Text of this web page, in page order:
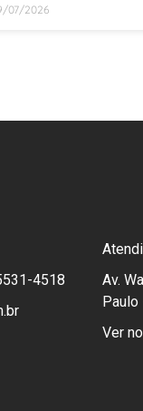
07/2026
4518
Av.
Ver